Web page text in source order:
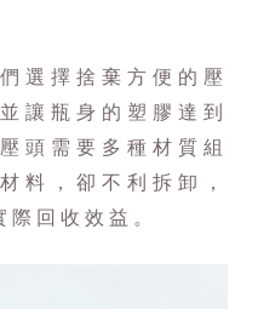
選擇捨棄方便的壓
並讓瓶身的塑膠達到
頭需要多種材質組
料，卻不利拆卸，
回收效益。